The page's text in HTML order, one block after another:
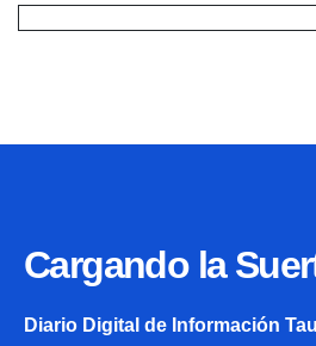
Cargando la
Diario Digital de Información